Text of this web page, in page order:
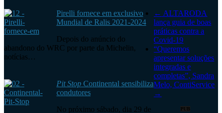
Pirelli fornece em exclusivo
Mundial de Ralis 2021-2024
Depois do anúncio do
abandono do WRC por parte da Michelin,
notícias…
Pit StopContinental sensibiliza
condutores
No próximo sábado, dia 29 de
← ALTARODA
lança guia de boas
práticas contra a
Covid-19
“Queremos
apresentar soluções
integradas e
completas”, Sandra
Melo, ContiService
→
PUB